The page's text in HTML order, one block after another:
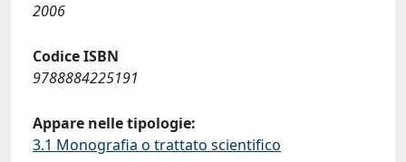
2006
Codice ISBN
9788884225191
Appare nelle tipologie:
3.1 Monografia o trattato scientifico